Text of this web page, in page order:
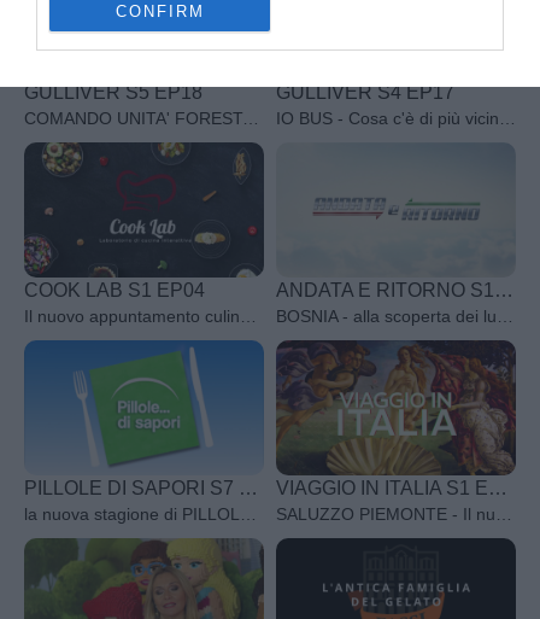
I want to allow Google to enable storage
related to personalization.
I want to allow Google to enable storage
related to security, including authentication
functionality and fraud prevention, and other
user protection.
CONFIRM
GULLIVER S5 EP18
COMANDO UNITA' FORESTALI - Cosa c'è di più vicino al sogno se non il fascino di viaggiare, di raggiungere mete, di affacciarsi a mondi e genti non ancora svelati: proprio come nei fantastici viaggi di Gulliver! Condotto da Stefano Ribaldi, i luoghi vicini o lontani, i loro costumi, le loro specialità per avvicinarvi alle vacanze future.
GULLIVER S4 EP17
IO BUS - Cosa c'è di più vicino al sogno se non il fascino di viaggiare, di raggiungere mete, di affacciarsi a mondi e genti non ancora svelati: proprio come nei fantastici viaggi di Gulliver! Condotto da Stefano Ribaldi, i luoghi vicini o lontani, i loro costumi, le loro specialità per avvicinarvi alle vacanze future.
COOK LAB S1 EP04
Il nuovo appuntamento culinario che trasforma ogni cucina in un laboratorio di creatività e sperimentazione.
ANDATA E RITORNO S1 EP033
BOSNIA - alla scoperta dei luoghi meno conosciuti attraverso i continenti tra storia, cultura e tradizioni
PILLOLE DI SAPORI S7 EP61
la nuova stagione di PILLOLE DI SAPORI, il programma di cucina che celebra la semplicità e la bontà della cucina italiana con un volto nuovo alla conduzione, Giorgio Giuliano.
VIAGGIO IN ITALIA S1 EP13
SALUZZO PIEMONTE - Il nuovo programma Viaggio in Italia, prodotto in collaborazione con il Ministero del Turismo. Borghi, Cammini religiosi, Eccellenze enogastronomiche e Ricette regionali, Siti patrimonio dell’Unesco, Approfondimenti sulla sostenibilità, i fantastici panorami naturali e i tanti tesori storici e artistici sono i capitoli dello spettacolo italiano.